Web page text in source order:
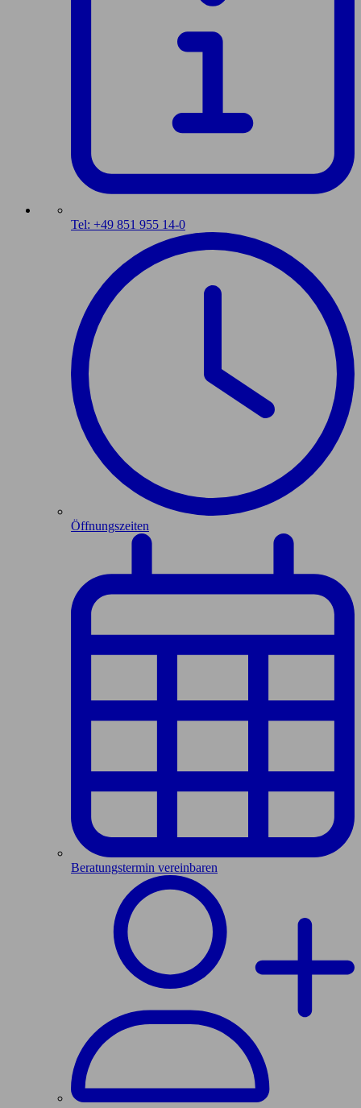
Tel: +49 851 955 14-0
Öffnungszeiten
Beratungstermin vereinbaren